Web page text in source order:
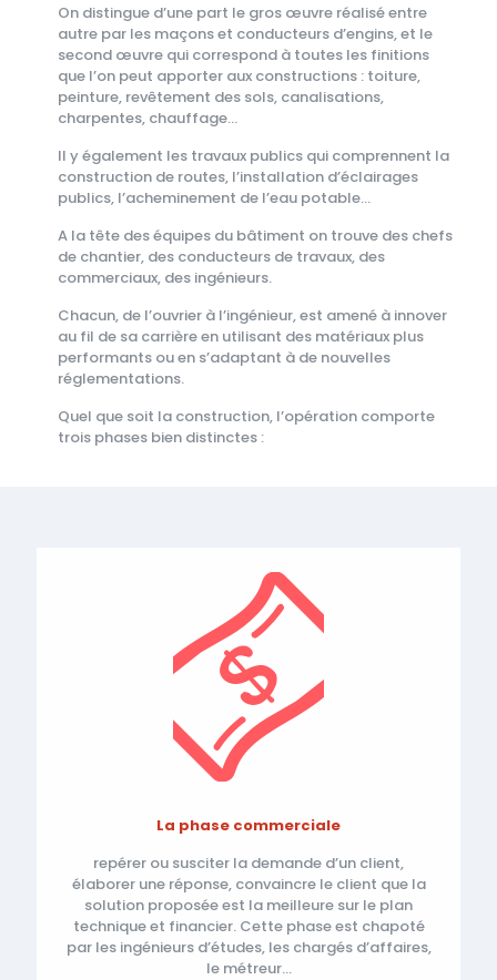
On distingue d’une part le gros œuvre réalisé entre
autre par les maçons et conducteurs d’engins, et le
second œuvre qui correspond à toutes les finitions
que l’on peut apporter aux constructions : toiture,
peinture, revêtement des sols, canalisations,
charpentes, chauffage…
Il y également les travaux publics qui comprennent la
construction de routes, l’installation d’éclairages
publics, l’acheminement de l’eau potable…
A la tête des équipes du bâtiment on trouve des chefs
de chantier, des conducteurs de travaux, des
commerciaux, des ingénieurs.
Chacun, de l’ouvrier à l’ingénieur, est amené à innover
au fil de sa carrière en utilisant des matériaux plus
performants ou en s’adaptant à de nouvelles
réglementations.
Quel que soit la construction, l’opération comporte
trois phases bien distinctes :
La phase commerciale
repérer ou susciter la demande d’un client,
élaborer une réponse, convaincre le client que la
solution proposée est la meilleure sur le plan
technique et financier. Cette phase est chapoté
par les ingénieurs d’études, les chargés d’affaires,
le métreur…